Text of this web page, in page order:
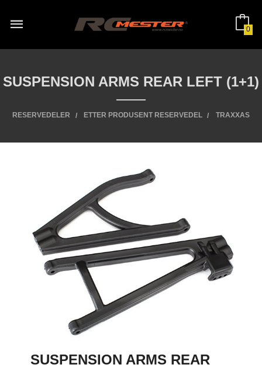
innholdet
0
SUSPENSION ARMS REAR LEFT (1+1)
RESERVEDELER ETTER PRODUSENT RESERVEDEL TRAXXAS
SUSPENSION ARMS REAR